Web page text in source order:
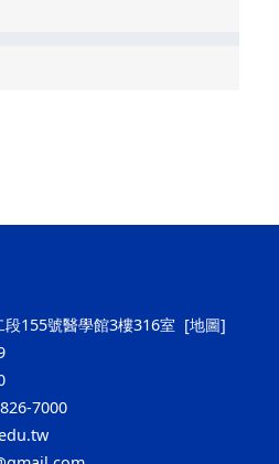
155號醫學館3樓316室 [地圖]
7000